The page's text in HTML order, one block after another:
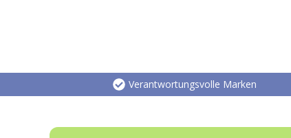
Verantwortungsvolle Marken